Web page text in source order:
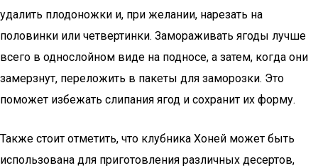
удалить плодоножки и, при желании, нарезать на
половинки или четвертинки. Замораживать ягоды лучше
всего в однослойном виде на подносе, а затем, когда они
замерзнут, переложить в пакеты для заморозки. Это
поможет избежать слипания ягод и сохранит их форму.
Также стоит отметить, что клубника Хоней может быть
использована для приготовления различных десертов,